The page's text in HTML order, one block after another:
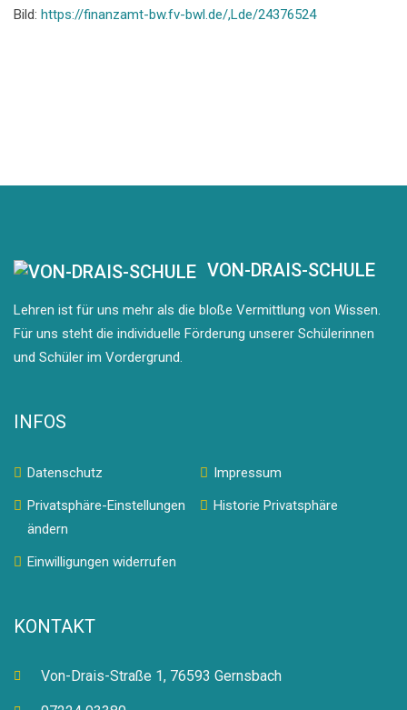
Bild: https://finanzamt-bw.fv-bwl.de/,Lde/24376524
VON-DRAIS-SCHULE
Lehren ist für uns mehr als die bloße Vermittlung von Wissen.
Für uns steht die individuelle Förderung unserer Schülerinnen
und Schüler im Vordergrund.
INFOS
Datenschutz
Impressum
Privatsphäre-Einstellungen
ändern
Historie Privatsphäre
Einwilligungen widerrufen
KONTAKT
Von-Drais-Straße 1, 76593 Gernsbach